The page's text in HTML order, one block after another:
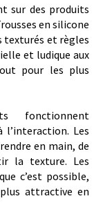
sur des produits
en silicone
texturés et règles
et ludique aux
pour les plus
fonctionnent
Les
en main, de
la texture. Les
c’est possible,
attractive en